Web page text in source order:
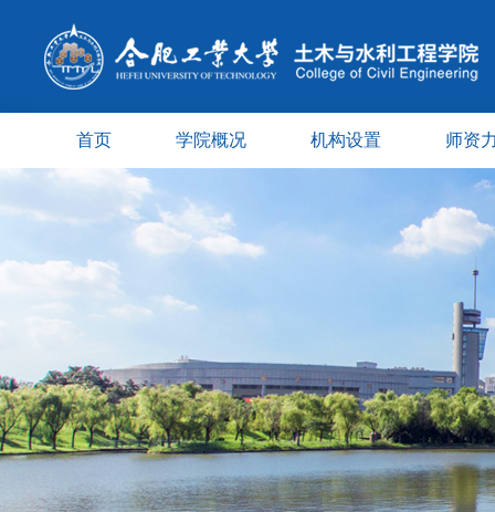
首页 学院概况 机构设置 师资